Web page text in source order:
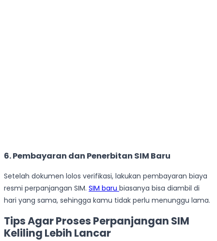
6. Pembayaran dan Penerbitan SIM Baru
Setelah dokumen lolos verifikasi, lakukan pembayaran biaya
resmi perpanjangan SIM. SIM baru biasanya bisa diambil di
hari yang sama, sehingga kamu tidak perlu menunggu lama.
Tips Agar Proses Perpanjangan SIM
Keliling Lebih Lancar